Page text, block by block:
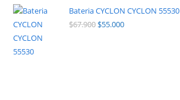
Bateria CYCLON CYCLON 55530
$67.900 $55.000